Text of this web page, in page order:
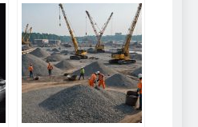
процессов